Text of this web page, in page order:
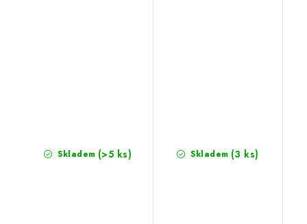
Skladem (>5 ks) Skladem (3 ks)